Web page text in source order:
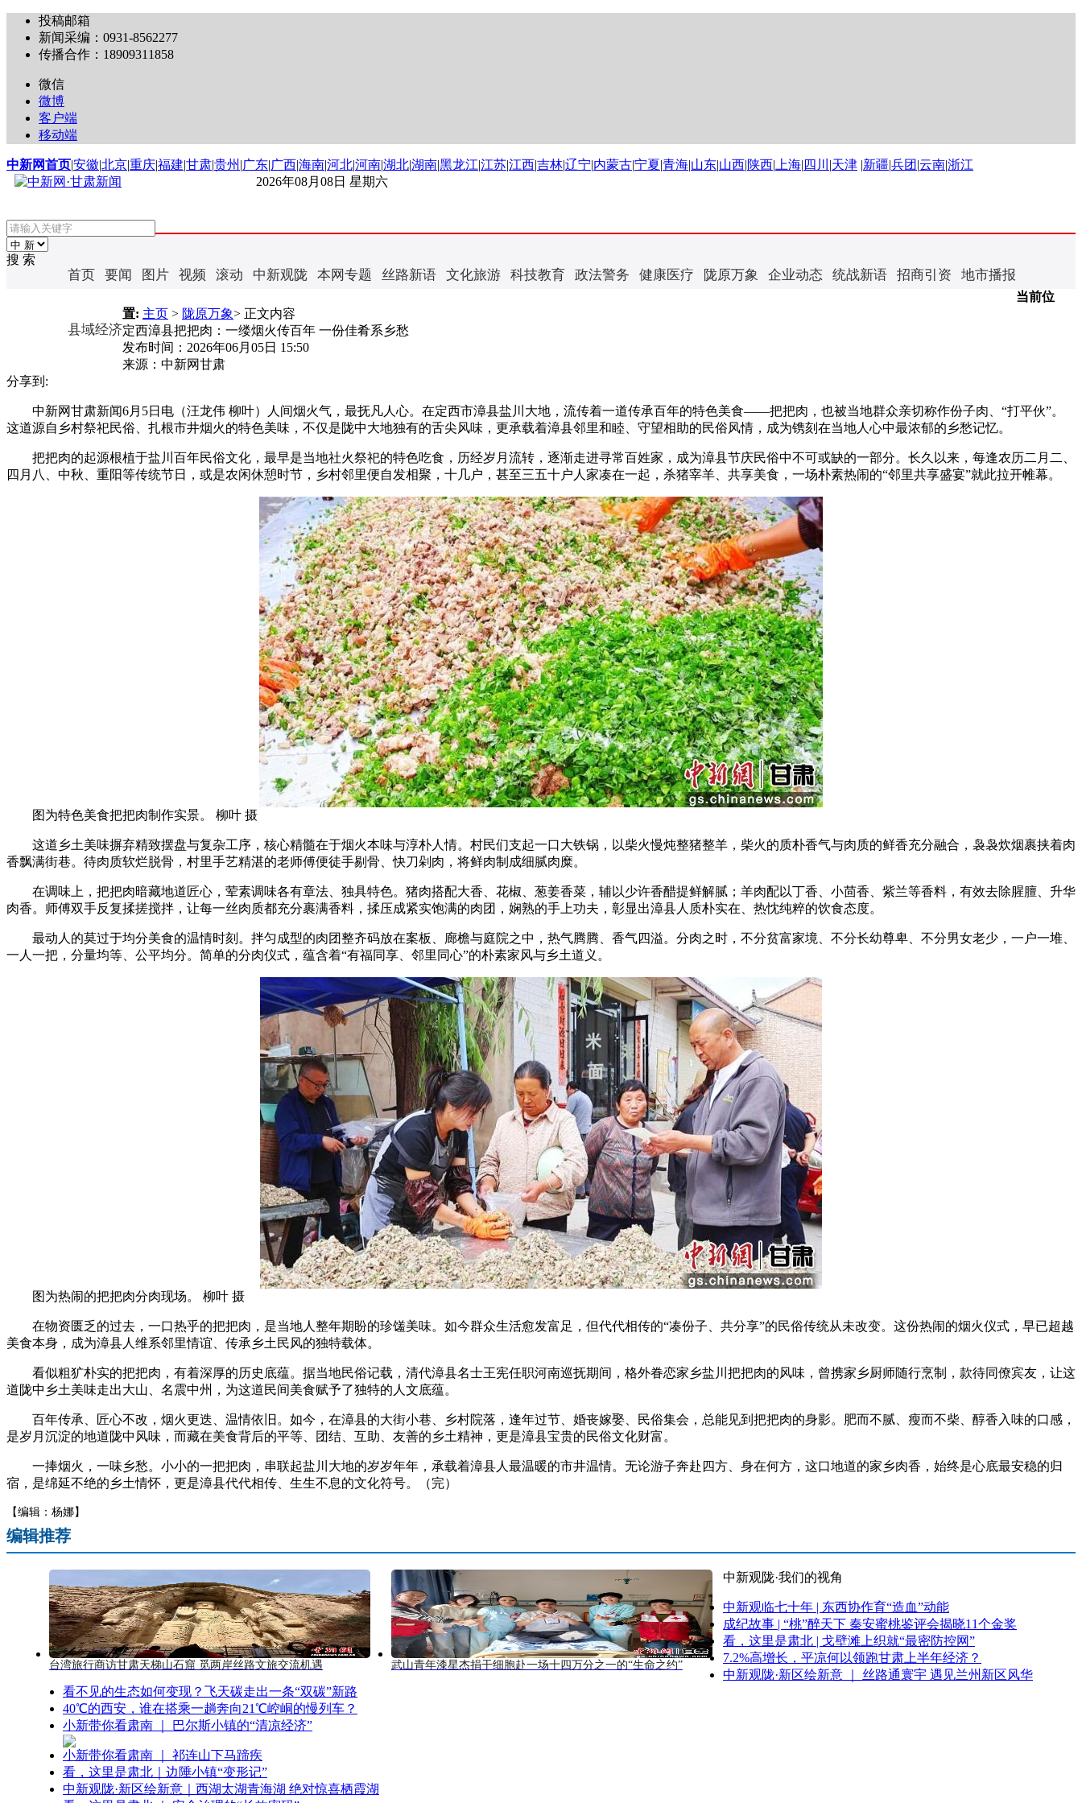
投稿邮箱
新闻采编：0931-8562277
传播合作：18909311858
微信
微博
客户端
移动端
中新网首页|安徽|北京|重庆|福建|甘肃|贵州 |广东|广西|海南|河北|河南|湖北|湖南|黑龙江|江苏|江西|吉林|辽宁|内蒙古|宁夏|青海|山东|山西|陕西| 上海| 四川 |天津 |新疆|兵团 |云南|浙江
2026年08月08日 星期六
搜 索
首页 要闻 图片 视频 滚动 中新观陇 本网专题 丝路新语 文化旅游 科技教育 政法警务 健康医疗 陇原万象 企业动态 统战新语 招商引资 地市播报
县域经济
当前位
置: 主页 > 陇原万象> 正文内容
定西漳县把把肉：一缕烟火传百年 一份佳肴系乡愁
发布时间： 2026年06月05日 15:50
来源： 中新网甘肃
分享到:
中新网甘肃新闻6月5日电（汪龙伟 柳叶）人间烟火气，最抚凡人心。在定西市漳县盐川大地，流传着一道传承百年的特色美食——把把肉，也被当地群众亲切称作份子肉、“打平伙”。
这道源自乡村祭祀民俗、扎根市井烟火的特色美味，不仅是陇中大地独有的舌尖风味，更承载着漳县邻里和睦、守望相助的民俗风情，成为镌刻在当地人心中最浓郁的乡愁记忆。
把把肉的起源根植于盐川百年民俗文化，最早是当地社火祭祀的特色吃食，历经岁月流转，逐渐走进寻常百姓家，成为漳县节庆民俗中不可或缺的一部分。长久以来，每逢农历二月二、
四月八、中秋、重阳等传统节日，或是农闲休憩时节，乡村邻里便自发相聚，十几户，甚至三五十户人家凑在一起，杀猪宰羊、共享美食，一场朴素热闹的“邻里共享盛宴”就此拉开帷幕。
图为特色美食把把肉制作实景。 柳叶 摄
这道乡土美味摒弃精致摆盘与复杂工序，核心精髓在于烟火本味与淳朴人情。村民们支起一口大铁锅，以柴火慢炖整猪整羊，柴火的质朴香气与肉质的鲜香充分融合，袅袅炊烟裹挟着肉
香飘满街巷。待肉质软烂脱骨，村里手艺精湛的老师傅便徒手剔骨、快刀剁肉，将鲜肉制成细腻肉糜。
在调味上，把把肉暗藏地道匠心，荤素调味各有章法、独具特色。猪肉搭配大香、花椒、葱姜香菜，辅以少许香醋提鲜解腻；羊肉配以丁香、小茴香、紫兰等香料，有效去除腥膻、升华
肉香。师傅双手反复揉搓搅拌，让每一丝肉质都充分裹满香料，揉压成紧实饱满的肉团，娴熟的手上功夫，彰显出漳县人质朴实在、热忱纯粹的饮食态度。
最动人的莫过于均分美食的温情时刻。拌匀成型的肉团整齐码放在案板、廊檐与庭院之中，热气腾腾、香气四溢。分肉之时，不分贫富家境、不分长幼尊卑、不分男女老少，一户一堆、
一人一把，分量均等、公平均分。简单的分肉仪式，蕴含着“有福同享、邻里同心”的朴素家风与乡土道义。
图为热闹的把把肉分肉现场。 柳叶 摄
在物资匮乏的过去，一口热乎的把把肉，是当地人整年期盼的珍馐美味。如今群众生活愈发富足，但代代相传的“凑份子、共分享”的民俗传统从未改变。这份热闹的烟火仪式，早已超越
美食本身，成为漳县人维系邻里情谊、传承乡土民风的独特载体。
看似粗犷朴实的把把肉，有着深厚的历史底蕴。据当地民俗记载，清代漳县名士王宪任职河南巡抚期间，格外眷恋家乡盐川把把肉的风味，曾携家乡厨师随行烹制，款待同僚宾友，让这
道陇中乡土美味走出大山、名震中州，为这道民间美食赋予了独特的人文底蕴。
百年传承、匠心不改，烟火更迭、温情依旧。如今，在漳县的大街小巷、乡村院落，逢年过节、婚丧嫁娶、民俗集会，总能见到把把肉的身影。肥而不腻、瘦而不柴、醇香入味的口感，
是岁月沉淀的地道陇中风味，而藏在美食背后的平等、团结、互助、友善的乡土精神，更是漳县宝贵的民俗文化财富。
一捧烟火，一味乡愁。小小的一把把肉，串联起盐川大地的岁岁年年，承载着漳县人最温暖的市井温情。无论游子奔赴四方、身在何方，这口地道的家乡肉香，始终是心底最安稳的归
宿，是绵延不绝的乡土情怀，更是漳县代代相传、生生不息的文化符号。（完）
【编辑：杨娜】
编辑推荐
台湾旅行商访甘肃天梯山石窟 觅两岸丝路文旅交流机遇 武山青年漆星杰捐干细胞赴一场十四万分之一的“生命之约”
中新观陇·我们的视角
中新观临七十年 | 东西协作育“造血”动能
成纪故事 | “桃”醉天下 秦安蜜桃鉴评会揭晓11个金奖
看，这里是肃北 | 戈壁滩上织就“最密防控网”
7.2%高增长，平凉何以领跑甘肃上半年经济？
中新观陇·新区绘新意 ｜ 丝路通寰宇 遇见兰州新区风华
看不见的生态如何变现？飞天碳走出一条“双碳”新路
40℃的西安，谁在搭乘一趟奔向21℃崆峒的慢列车？
小新带你看肃南 ｜ 巴尔斯小镇的“清凉经济”
小新带你看肃南 ｜ 祁连山下马蹄疾
看，这里是肃北｜边陲小镇“变形记”
中新观陇·新区绘新意｜西湖太湖青海湖 绝对惊喜栖霞湖